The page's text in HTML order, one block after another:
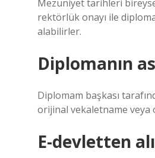
Mezuniyet tarihleri
rektörlük onayı ile
alabilirler.
Diplomanın
Diplomam başkası
orijinal vekaletname veya
E-devletten